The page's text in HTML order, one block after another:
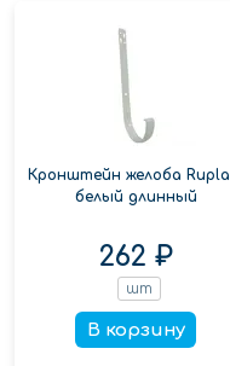
Кронштейн желоба
белый длинный
262 ₽
шт
В корзину